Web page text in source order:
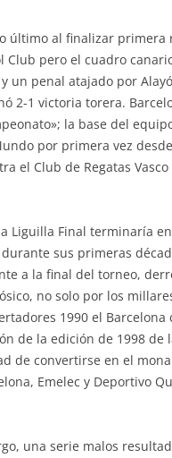
último al finalizar primera
Club pero el cuadro
un penal atajado por
2-1 victoria torera.
la base del
por primera vez
el Club de Regatas Vasco
Liguilla Final terminaría
sus primeras
a la final del torneo,
no solo por los
1990 el Barcelona
de la edición de 1998 de
de convertirse en el
Emelec y Deportivo
una serie malos